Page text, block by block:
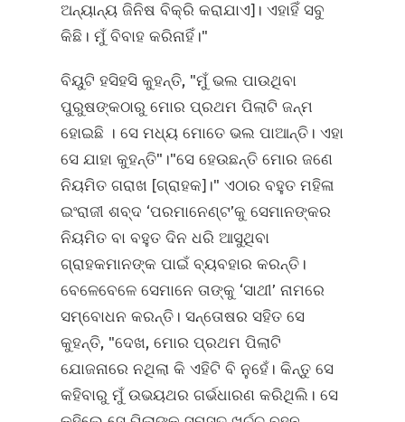
ଅନ୍ୟାନ୍ୟ ଜିନିଷ ବିକ୍ରି କରାଯାଏ]। ଏହାହିଁ ସବୁ
କିଛି। ମୁଁ ବିବାହ କରିନାହିଁ।"
ବିୟୁଟି ହସିହସି କୁହନ୍ତି, "ମୁଁ ଭଲ ପାଉଥିବା
ପୁରୁଷଙ୍କଠାରୁ ମୋର ପ୍ରଥମ ପିଲାଟି ଜନ୍ମ
ହୋଇଛି । ସେ ମଧ୍ୟ ମୋତେ ଭଲ ପାଆନ୍ତି। ଏହା
ସେ ଯାହା କୁହନ୍ତି"।"ସେ ହେଉଛନ୍ତି ମୋର ଜଣେ
ନିୟମିତ ଗରାଖ [ଗ୍ରାହକ]।" ଏଠାର ବହୁତ ମହିଳା
ଇଂରାଜୀ ଶବ୍ଦ ‘ପରମାନେଣ୍ଟ’କୁ ସେମାନଙ୍କର
ନିୟମିତ ବା ବହୁତ ଦିନ ଧରି ଆସୁଥିବା
ଗ୍ରାହକମାନଙ୍କ ପାଇଁ ବ୍ୟବହାର କରନ୍ତି।
ବେଳେବେଳେ ସେମାନେ ତାଙ୍କୁ ‘ସାଥୀ’ ନାମରେ
ସମ୍ବୋଧନ କରନ୍ତି। ସନ୍ତୋଷର ସହିତ ସେ
କୁହନ୍ତି, "ଦେଖ, ମୋର ପ୍ରଥମ ପିଲାଟି
ଯୋଜନାରେ ନଥିଲା କି ଏହିଟି ବି ନୁହେଁ। କିନ୍ତୁ ସେ
କହିବାରୁ ମୁଁ ଉଭୟଥର ଗର୍ଭଧାରଣ କରିଥିଲି। ସେ